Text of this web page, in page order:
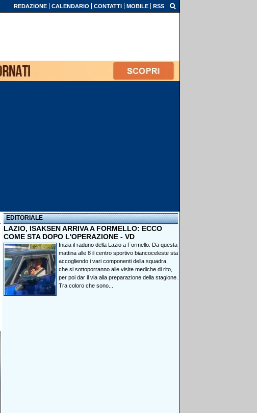
REDAZIONE CALENDARIO CONTATTI MOBILE RSS
EDITORIALE
LAZIO, ISAKSEN ARRIVA A FORMELLO: ECCO
COME STA DOPO L'OPERAZIONE - VD
Inizia il raduno della Lazio a Formello. Da questa
mattina alle 8 il centro sportivo biancoceleste sta
accogliendo i vari componenti della squadra,
che si sottoporranno alle visite mediche di rito,
per poi dar il via alla preparazione della stagione.
Tra coloro che sono...